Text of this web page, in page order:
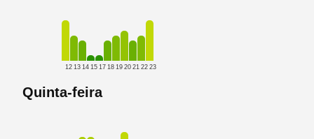
12 13 14 15 17 18 19 20 21 22 23
Quinta-feira